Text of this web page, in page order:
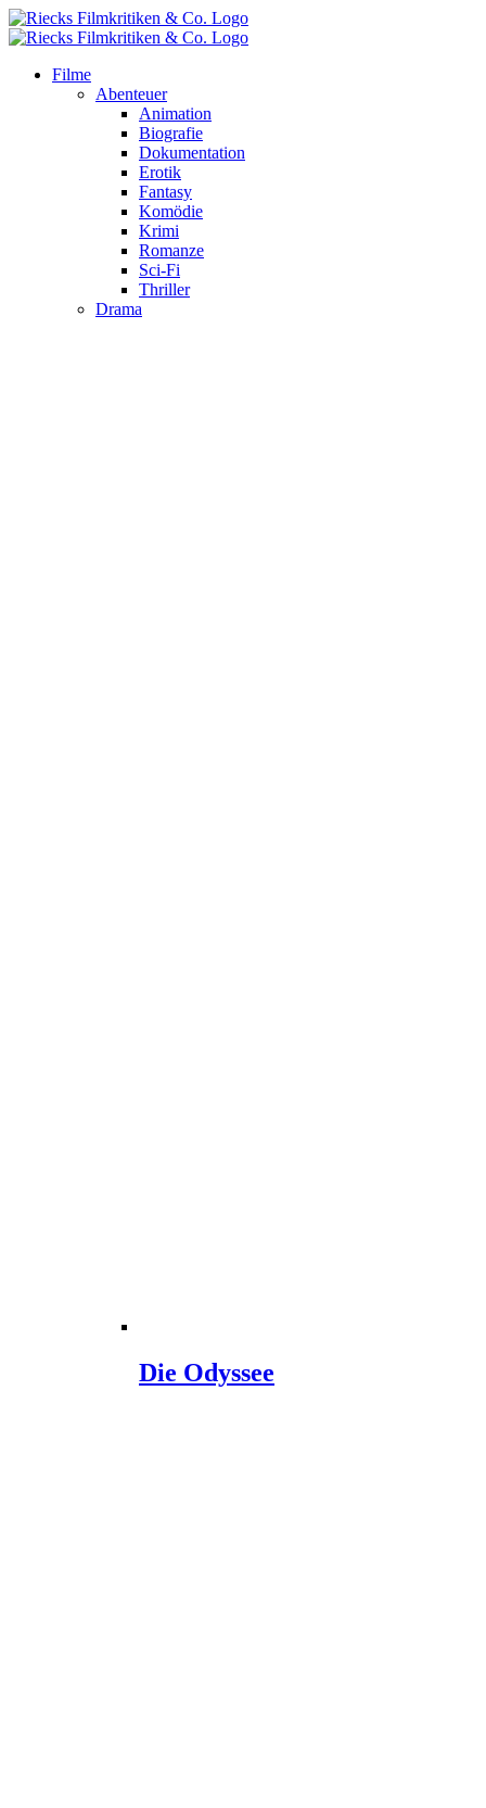
Zum
Inhalt
Filme
Abenteuer
Animation
Biografie
Dokumentation
Erotik
Fantasy
Komödie
Krimi
Romanze
Sci-Fi
Thriller
Drama
Die Odyssee